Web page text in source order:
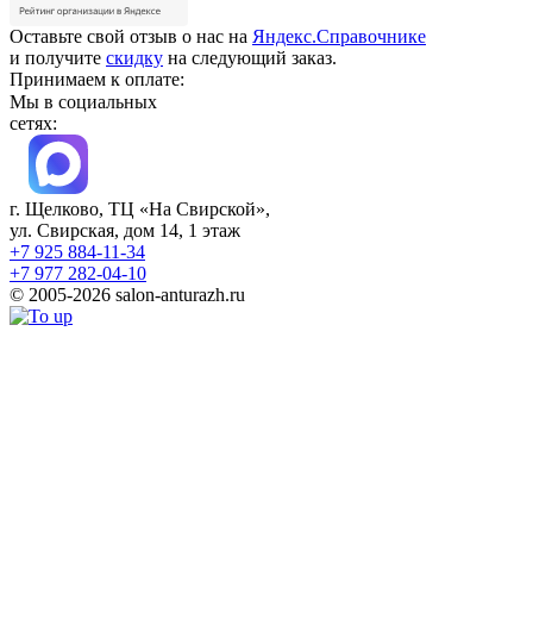
Оставьте свой отзыв о нас на Яндекс.Справочнике
и получите скидку на следующий заказ.
Принимаем к оплате:
Мы в социальных
сетях:
г. Щелково, ТЦ «На Свирской»,
ул. Свирская, дом 14, 1 этаж
+7 925 884-11-34
+7 977 282-04-10
© 2005-2026 salon-anturazh.ru